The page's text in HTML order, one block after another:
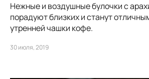
Нежные и воздушные булочки с
порадуют близких и станут
утренней чашки кофе.
30 июля, 2019